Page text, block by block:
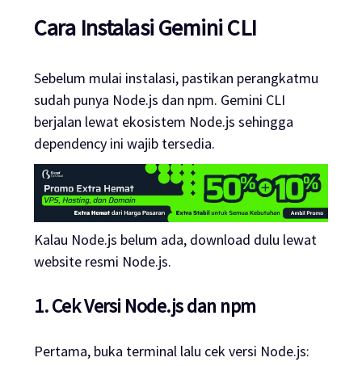
Cara Instalasi Gemini CLI
Sebelum mulai instalasi, pastikan perangkatmu
sudah punya Node.js dan npm. Gemini CLI
berjalan lewat ekosistem Node.js sehingga
dependency ini wajib tersedia.
Kalau Node.js belum ada, download dulu lewat
website resmi Node.js.
1. Cek Versi Node.js dan npm
Pertama, buka terminal lalu cek versi Node.js: